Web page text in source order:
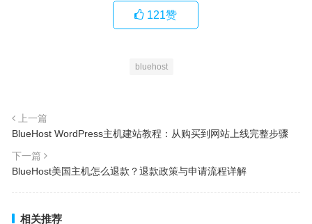
121赞
bluehost
上一篇
BlueHost WordPress主机建站教程：从购买到网站上线完整步骤
下一篇
BlueHost美国主机怎么退款？退款政策与申请流程详解
相关推荐